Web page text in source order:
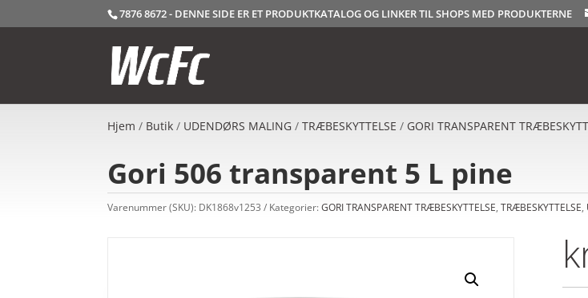
7876 8672 - DENNE SIDE ER ET PRODUKTKATALOG OG LINKER TIL SHOPS MED PRODUKTERNE
Hjem / Butik / UDENDØRS MALING /TRÆBESKYTTELSE / GORI TRANSPARENT
Gori 506 transparent 5 L pine
Varenummer (SKU): DK1868v1253 Kategorier:GORI TRANSPARENT TRÆBESKYTTELSE,TRÆBESKYTTELSE,